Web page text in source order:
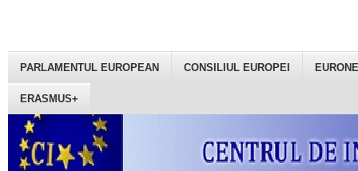
PARLAMENTUL EUROPEAN CONSILIUL EUROPEI
ERASMUS+